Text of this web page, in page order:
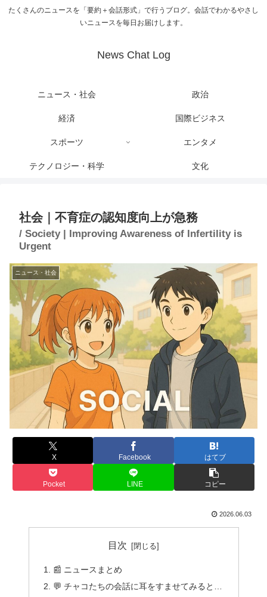
たくさんのニュースを「要約＋会話形式」で行うブログ。会話でわかるやさし
いニュースを毎日お届けします。
News Chat Log
ニュース・社会 政治
経済 国際ビジネス
スポーツ エンタメ
テクノロジー・科学 文化
社会｜不育症の認知度向上が急務
/ Society | Improving Awareness of Infertility is
Urgent
ニュース・社会
X Facebook はてブ
Pocket LINE コピー
2026.06.03
目次
📰 ニュースまとめ
💬 チャコたちの会話に耳をすませてみると…